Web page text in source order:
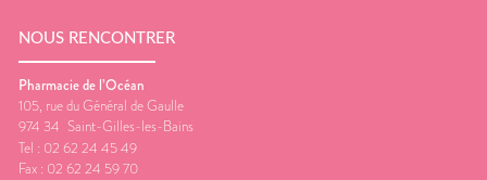
NOUS RENCONTRER
Pharmacie de l’Océan
105, rue du Général de Gaulle
974 34 Saint-Gilles-les-Bains
Tel : 02 62 24 45 49
Fax : 02 62 24 59 70